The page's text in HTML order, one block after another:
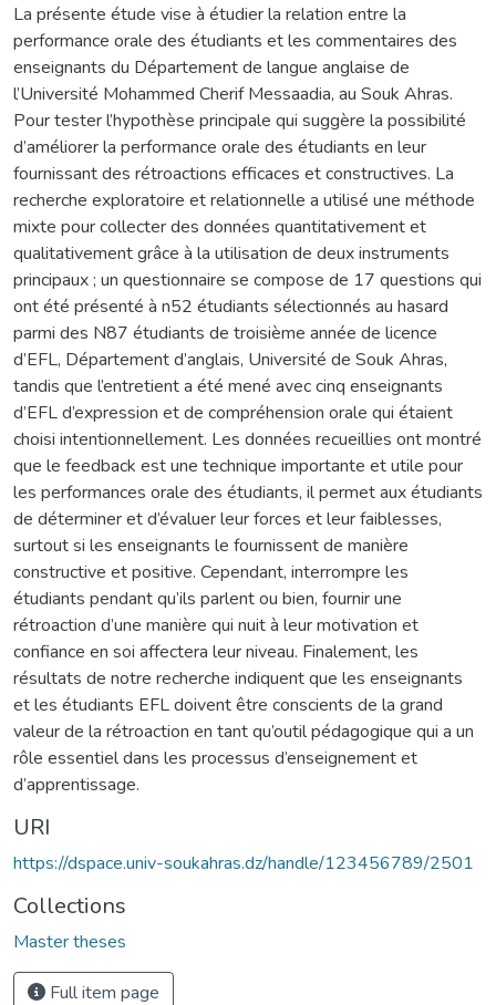
La présente étude vise à étudier la relation entre la
performance orale des étudiants et les commentaires des
enseignants du Département de langue anglaise de
l’Université Mohammed Cherif Messaadia, au Souk Ahras.
Pour tester l’hypothèse principale qui suggère la possibilité
d’améliorer la performance orale des étudiants en leur
fournissant des rétroactions efficaces et constructives. La
recherche exploratoire et relationnelle a utilisé une méthode
mixte pour collecter des données quantitativement et
qualitativement grâce à la utilisation de deux instruments
principaux ; un questionnaire se compose de 17 questions qui
ont été présenté à n52 étudiants sélectionnés au hasard
parmi des N87 étudiants de troisième année de licence
d’EFL, Département d’anglais, Université de Souk Ahras,
tandis que l’entretient a été mené avec cinq enseignants
d’EFL d’expression et de compréhension orale qui étaient
choisi intentionnellement. Les données recueillies ont montré
que le feedback est une technique importante et utile pour
les performances orale des étudiants, il permet aux étudiants
de déterminer et d’évaluer leur forces et leur faiblesses,
surtout si les enseignants le fournissent de manière
constructive et positive. Cependant, interrompre les
étudiants pendant qu’ils parlent ou bien, fournir une
rétroaction d’une manière qui nuit à leur motivation et
confiance en soi affectera leur niveau. Finalement, les
résultats de notre recherche indiquent que les enseignants
et les étudiants EFL doivent être conscients de la grand
valeur de la rétroaction en tant qu’outil pédagogique qui a un
rôle essentiel dans les processus d’enseignement et
d’apprentissage.
URI
https://dspace.univ-soukahras.dz/handle/123456789/2501
Collections
Master theses
Full item page